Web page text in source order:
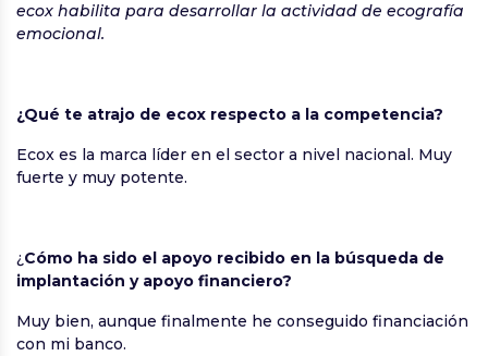
ecox habilita para desarrollar la actividad de ecografía
emocional.
¿Qué te atrajo de ecox respecto a la competencia?
Ecox es la marca líder en el sector a nivel nacional. Muy
fuerte y muy potente.
¿ Cómo ha sido el apoyo recibido en la búsqueda de
implantación y apoyo financiero?
Muy bien, aunque finalmente he conseguido financiación
con mi banco.